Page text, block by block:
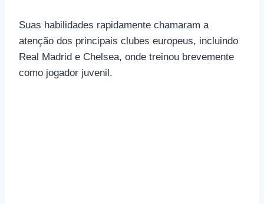
Suas habilidades rapidamente chamaram a
atenção dos principais clubes europeus, incluindo
Real Madrid e Chelsea, onde treinou brevemente
como jogador juvenil.